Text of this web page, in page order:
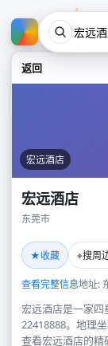
返回
宏远酒店
宏远酒店
东莞市
★收藏 ⌖搜周
查看完整信息地址:
宏远酒店是一家四
22418888。地理
查看宏远酒店的精